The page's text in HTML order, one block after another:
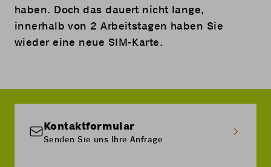
haben. Doch das dauert nicht lange,
innerhalb von 2 Arbeitstagen haben Sie
wieder eine neue SIM-Karte.
Kontaktformular
Senden Sie uns Ihre Anfrage